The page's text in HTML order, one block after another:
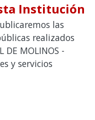
Institución
las
realizados
DE MOLINOS -
y servicios